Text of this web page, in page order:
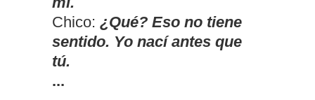
Chico: ¿Qué? Eso no tiene
sentido. Yo nací antes que
tú.
...